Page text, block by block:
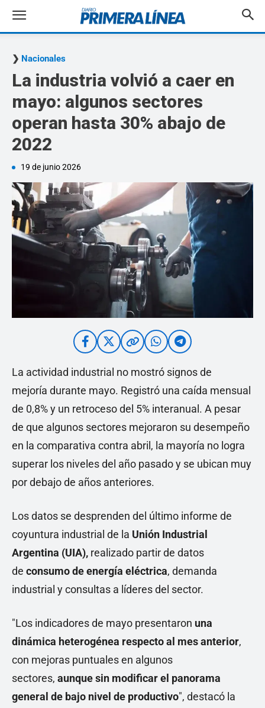
Nacionales
La industria volvió a caer en
mayo: algunos sectores
operan hasta 30% abajo de
2022
19 de junio 2026
La actividad industrial no mostró signos de
mejoría durante mayo. Registró una caída mensual
de 0,8% y un retroceso del 5% interanual. A pesar
de que algunos sectores mejoraron su desempeño
en la comparativa contra abril, la mayoría no logra
superar los niveles del año pasado y se ubican muy
por debajo de años anteriores.
Los datos se desprenden del último informe de
coyuntura industrial de la Unión Industrial
Argentina (UIA), realizado partir de datos
de consumo de energía eléctrica, demanda
industrial y consultas a líderes del sector.
"Los indicadores de mayo presentaron una
dinámica heterogénea respecto al mes anterior,
con mejoras puntuales en algunos
sectores, aunque sin modificar el panorama
general de bajo nivel de productivo", destacó la